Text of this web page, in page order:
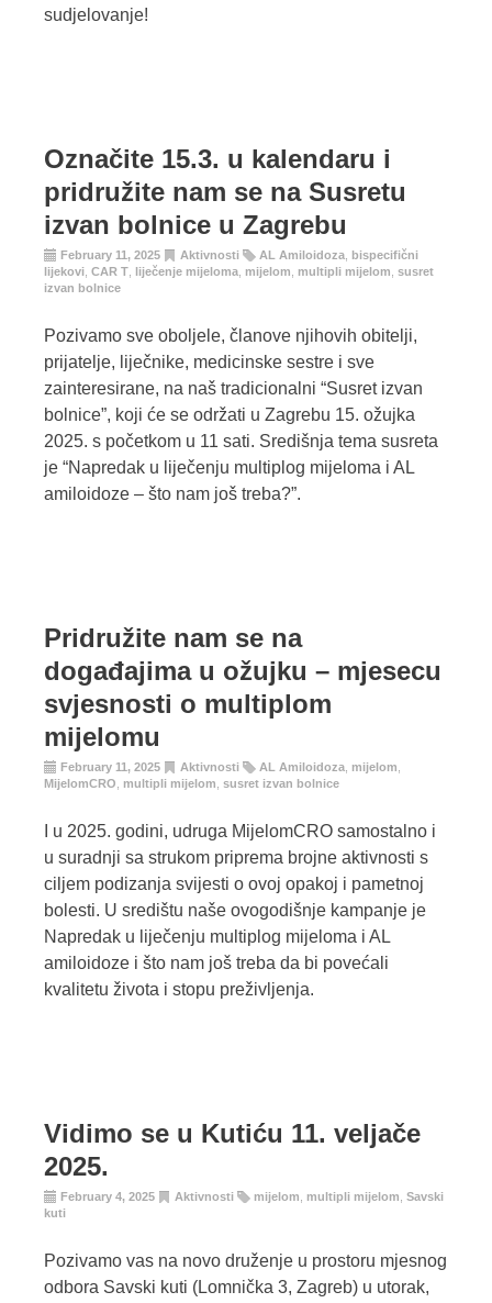
sudjelovanje!
Označite 15.3. u kalendaru i
pridružite nam se na Susretu
izvan bolnice u Zagrebu
February 11, 2025 Aktivnosti AL Amiloidoza bispecifični
lijekovi CAR T liječenje mijeloma mijelom multipli mijelom susret
izvan bolnice
Pozivamo sve oboljele, članove njihovih obitelji,
prijatelje, liječnike, medicinske sestre i sve
zainteresirane, na naš tradicionalni “Susret izvan
bolnice”, koji će se održati u Zagrebu 15. ožujka
2025. s početkom u 11 sati. Središnja tema susreta
je “Napredak u liječenju multiplog mijeloma i AL
amiloidoze – što nam još treba?”.
Pridružite nam se na
događajima u ožujku – mjesecu
svjesnosti o multiplom
mijelomu
February 11, 2025 Aktivnosti AL Amiloidoza mijelom
MijelomCRO
multipli mijelom susret izvan bolnice
I u 2025. godini, udruga MijelomCRO samostalno i
u suradnji sa strukom priprema brojne aktivnosti s
ciljem podizanja svijesti o ovoj opakoj i pametnoj
bolesti. U središtu naše ovogodišnje kampanje je
Napredak u liječenju multiplog mijeloma i AL
amiloidoze i što nam još treba da bi povećali
kvalitetu života i stopu preživljenja.
Vidimo se u Kutiću 11. veljače
2025.
February 4, 2025 Aktivnosti mijelom multipli mijelom Savski
kuti
Pozivamo vas na novo druženje u prostoru mjesnog
odbora Savski kuti (Lomnička 3, Zagreb) u utorak,